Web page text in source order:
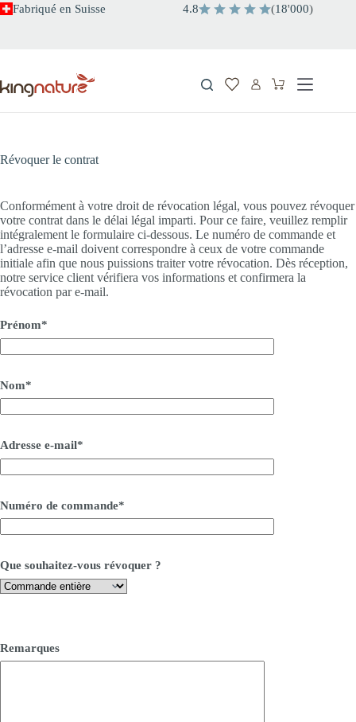
Passer
Fabriqué en Suisse 4.8 (18'000)
Panier
Révoquer le contrat
Conformément à votre droit de révocation légal, vous pouvez révoquer
votre contrat dans le délai légal imparti. Pour ce faire, veuillez remplir
intégralement le formulaire ci-dessous. Le numéro de commande et
l’adresse e-mail doivent correspondre à ceux de votre commande
initiale afin que nous puissions traiter votre révocation. Dès réception,
notre service client vérifiera vos informations et confirmera la
révocation par e-mail.
Prénom*
Nom*
Adresse e-mail*
Numéro de commande*
Que souhaitez-vous révoquer ?
Remarques